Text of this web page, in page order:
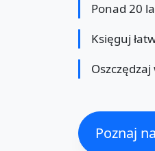
Ponad 20
Księguj
Poznaj